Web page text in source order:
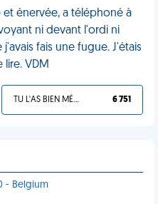
énervée, a téléphoné à
ni devant l'ordi ni
fais une fugue. J'étais
VDM
TU L'AS BIEN MÉRITÉ 6 751
- Belgium